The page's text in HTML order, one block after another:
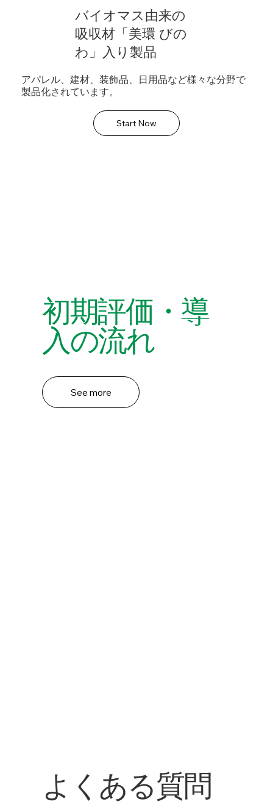
バイオマス由来の
吸収材「美環 びの
わ」入り製品
アパレル、建材、装飾品、日用品など様々な分野で
製品化されています。
Start Now
初期評価・導
入の流れ
See more
よくある質問